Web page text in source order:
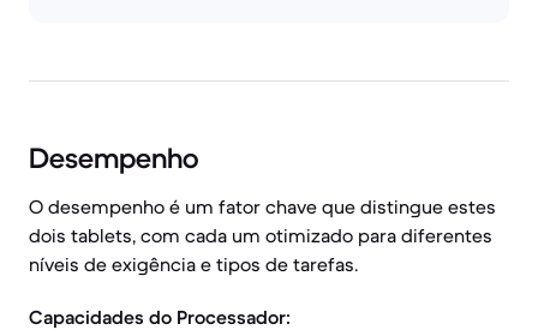
Desempenho
O desempenho é um fator chave que distingue estes
dois tablets, com cada um otimizado para diferentes
níveis de exigência e tipos de tarefas.
Capacidades do Processador: